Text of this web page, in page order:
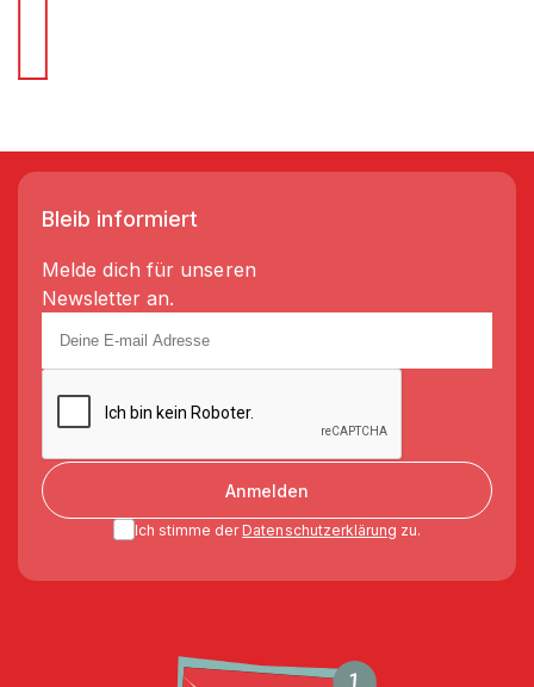
Bleib informiert
Melde dich für unseren
Newsletter an.
Anmelden
Ich stimme der Datenschutzerklärung zu.